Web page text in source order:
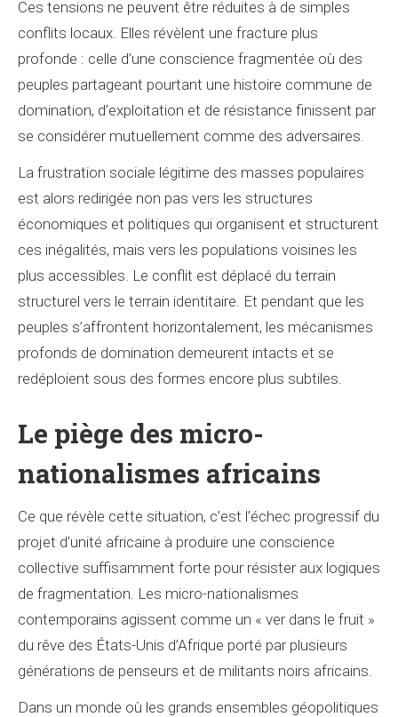
Ces tensions ne peuvent être réduites à de simples
conflits locaux. Elles révèlent une fracture plus
profonde : celle d’une conscience fragmentée où des
peuples partageant pourtant une histoire commune de
domination, d’exploitation et de résistance finissent par
se considérer mutuellement comme des adversaires.
La frustration sociale légitime des masses populaires
est alors redirigée non pas vers les structures
économiques et politiques qui organisent et structurent
ces inégalités, mais vers les populations voisines les
plus accessibles. Le conflit est déplacé du terrain
structurel vers le terrain identitaire. Et pendant que les
peuples s’affrontent horizontalement, les mécanismes
profonds de domination demeurent intacts et se
redéploient sous des formes encore plus subtiles.
Le piège des micro-
nationalismes africains
Ce que révèle cette situation, c’est l’échec progressif du
projet d’unité africaine à produire une conscience
collective suffisamment forte pour résister aux logiques
de fragmentation. Les micro-nationalismes
contemporains agissent comme un « ver dans le fruit »
du rêve des États-Unis d’Afrique porté par plusieurs
générations de penseurs et de militants noirs africains.
Dans un monde où les grands ensembles géopolitiques